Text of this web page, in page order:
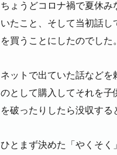
ちょうどコロナ禍で夏休
いたこと、そして当初話
を買うことにしたのでした。
ネットで出ていた話など
のとして購入してそれを子
を破ったりしたら没収する
ひとまず決めた「やくそく